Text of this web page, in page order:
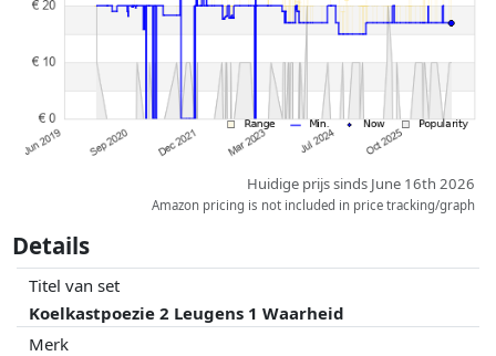
kunnen historische prestaties de volgorde beïnvloeden.
Huidige prijs sinds June 16th 2026
Amazon pricing is not included in price tracking/graph
Details
Titel van set
Koelkastpoezie 2 Leugens 1 Waarheid
Merk